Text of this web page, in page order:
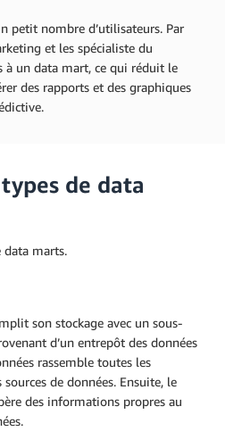
petit nombre d’utilisateurs. Par
et les spécialiste du
à un data mart, ce qui réduit le
des rapports et des graphiques
de data
data marts.
son stockage avec un sous-
d’un entrepôt des données
rassemble toutes les
de données. Ensuite, le
des informations propres au